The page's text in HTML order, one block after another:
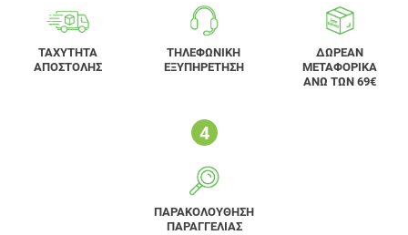
ΤΑΧΥΤΗΤΑ
ΑΠΟΣΤΟΛΗΣ
ΤΗΛΕΦΩΝΙΚΗ
ΕΞΥΠΗΡΕΤΗΣΗ
ΔΩΡΕΑΝ
ΜΕΤΑΦΟΡΙΚΑ
ΑΝΩ ΤΩΝ 69€
ΠΑΡΑΚΟΛΟΥΘΗΣΗ
ΠΑΡΑΓΓΕΛΙΑΣ